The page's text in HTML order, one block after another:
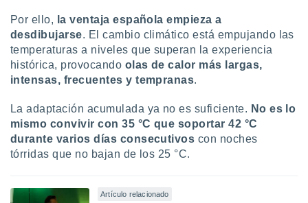
Por ello, la ventaja española empieza a
desdibujarse. El cambio climático está empujando las
temperaturas a niveles que superan la experiencia
histórica, provocando olas de calor más largas,
intensas, frecuentes y tempranas.
La adaptación acumulada ya no es suficiente. No es lo
mismo convivir con 35 °C que soportar 42 °C
durante varios días consecutivos con noches
tórridas que no bajan de los 25 °C.
Artículo relacionado